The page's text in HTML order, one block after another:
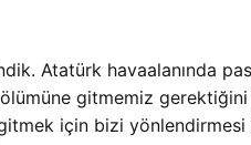
Atatürk havaalanında
gitmemiz
gitmek için bizi